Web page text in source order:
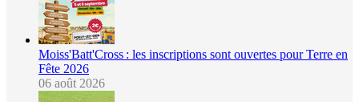
Moiss'Batt'Cross : les inscriptions sont ouvertes pour Terre en
Fête 2026
06 août 2026